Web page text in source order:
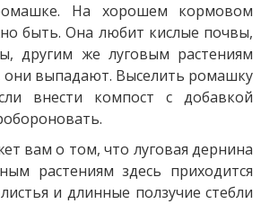
На хорошем кормовом
быть. Она любит кислые почвы,
другим же луговым растениям
они выпадают. Выселить ромашку
внести компост с добавкой
вам о том, что луговая дернина
растениям здесь приходится
и длинные ползучие стебли